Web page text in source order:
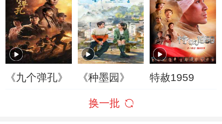
《九个弹孔》 《种墨园》 特赦1959
换一批